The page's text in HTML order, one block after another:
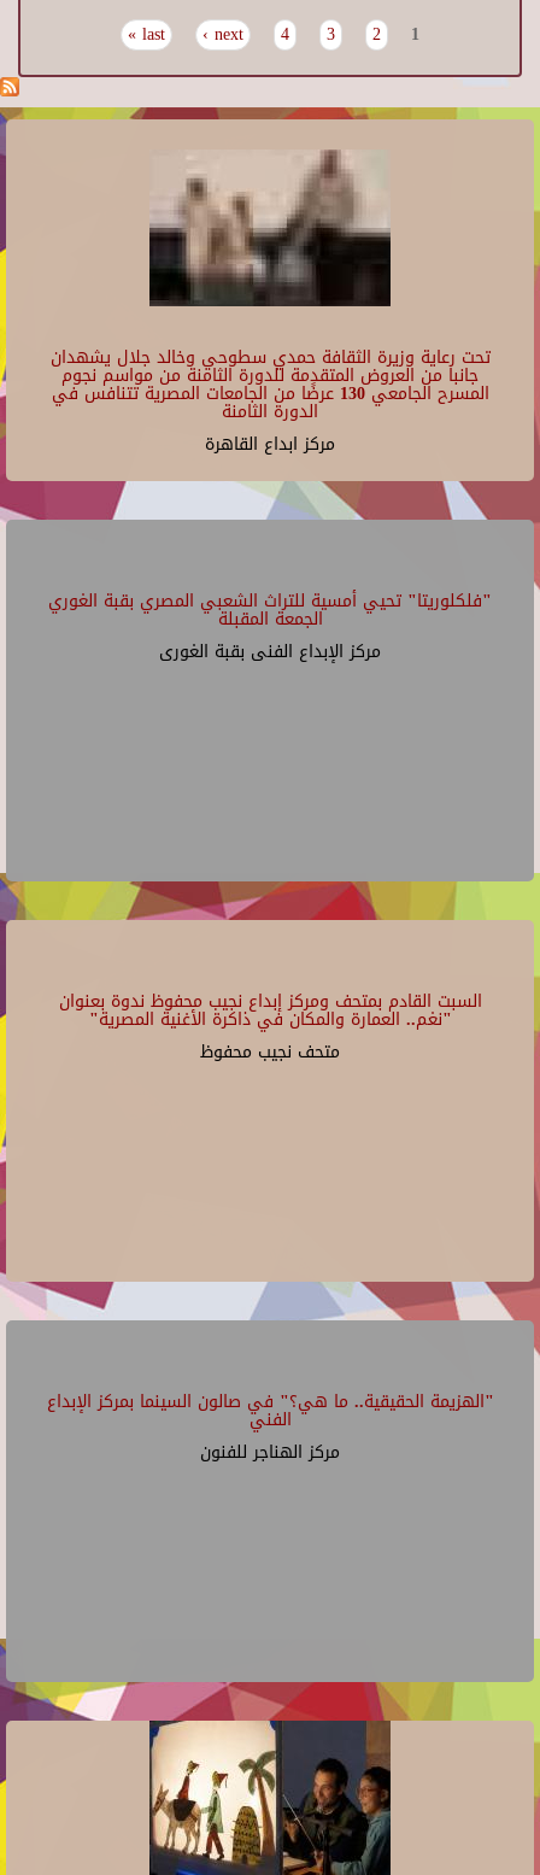
1
2
3
4
next ›
last »
تحت رعاية وزيرة الثقافة حمدي سطوحي وخالد جلال يشهدان
جانبا من العروض المتقدمة للدورة الثامنة من مواسم نجوم
المسرح الجامعي 130 عرضًا من الجامعات المصرية تتنافس في
الدورة الثامنة
مركز ابداع القاهرة
"فلكلوريتا" تحيي أمسية للتراث الشعبي المصري بقبة الغوري
الجمعة المقبلة
مركز الإبداع الفنى بقبة الغورى
السبت القادم بمتحف ومركز إبداع نجيب محفوظ ندوة بعنوان
"نغم.. العمارة والمكان في ذاكرة الأغنية المصرية"
متحف نجيب محفوظ
"الهزيمة الحقيقية.. ما هي؟" في صالون السينما بمركز الإبداع
الفني
مركز الهناجر للفنون